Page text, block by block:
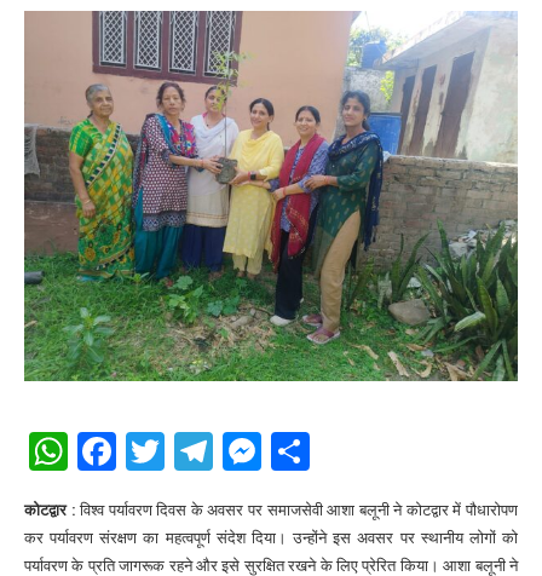
WhatsApp
Facebook
Twitter
Telegram
Messenger
कोटद्वार : विश्व पर्यावरण दिवस के अवसर पर समाजसेवी आशा बलूनी ने कोटद्वार में पौधारोपण
कर पर्यावरण संरक्षण का महत्वपूर्ण संदेश दिया। उन्होंने इस अवसर पर स्थानीय लोगों को
पर्यावरण के प्रति जागरूक रहने और इसे सुरक्षित रखने के लिए प्रेरित किया। आशा बलूनी ने